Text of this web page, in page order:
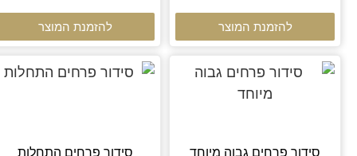
להזמנת המוצר להזמנת המוצר
סידור פרחים גבוה מיוחד
סידור פרחים התחלות